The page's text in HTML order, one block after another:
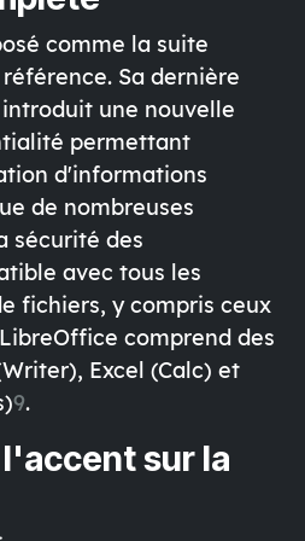
comme la suite
Sa dernière
une nouvelle
permettant
d'informations
de nombreuses
sécurité des
avec tous les
fichiers, y compris ceux
comprend des
Excel (Calc) et
9.
l'accent sur la